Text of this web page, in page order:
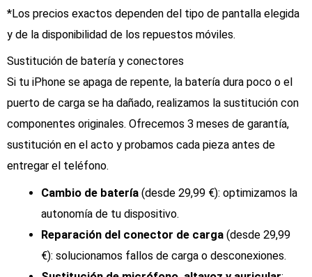
*Los precios exactos dependen del tipo de pantalla elegida
y de la disponibilidad de los repuestos móviles.
Sustitución de batería y conectores
Si tu iPhone se apaga de repente, la batería dura poco o el
puerto de carga se ha dañado, realizamos la sustitución con
componentes originales. Ofrecemos 3 meses de garantía,
sustitución en el acto y probamos cada pieza antes de
entregar el teléfono.
Cambio de batería (desde 29,99 €): optimizamos la
autonomía de tu dispositivo.
Reparación del conector de carga (desde 29,99
€): solucionamos fallos de carga o desconexiones.